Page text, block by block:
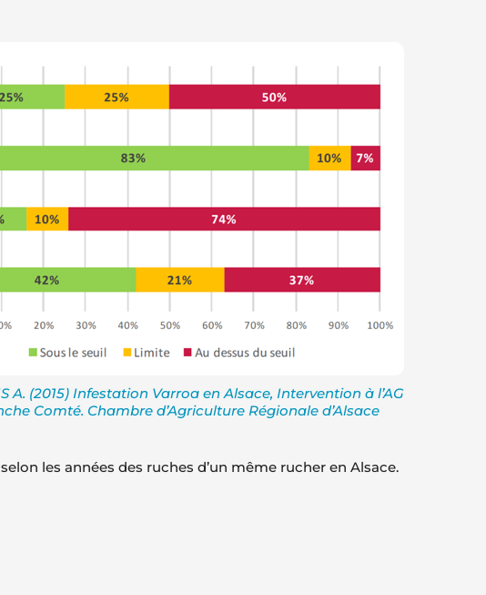
A. (2015) Infestation Varroa en Alsace, Intervention à l’AG
Comté. Chambre d’Agriculture Régionale d’Alsace
les années des ruches d’un même rucher en Alsace.